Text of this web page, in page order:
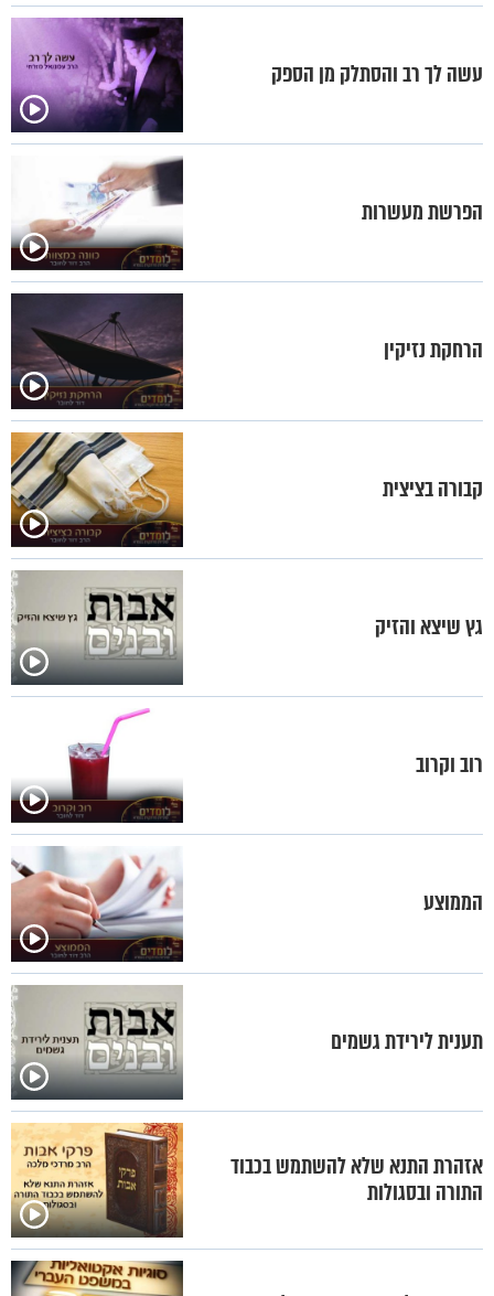
עשה לך רב והסתלק מן הספק
הפרשת מעשרות
הרחקת נזיקין
קבורה בציצית
גץ שיצא והזיק
רוב וקרוב
הממוצע
תענית לירידת גשמים
אזהרת התנא שלא להשתמש בכבוד
התורה ובסגולות